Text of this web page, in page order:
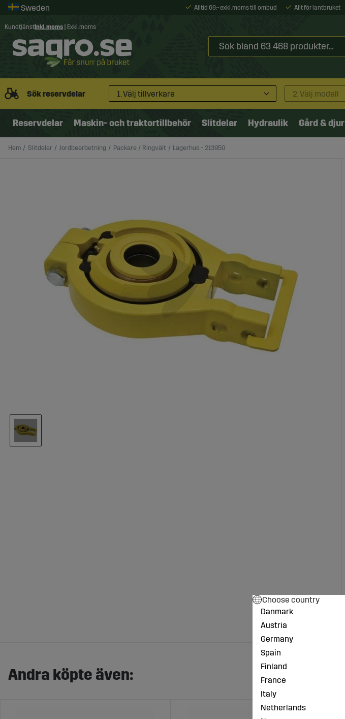
Alltid 69:- exkl. moms till ombud Allt för lantbruket
Kundtjänst Inkl. moms Exkl. moms
Sök reservdelar 1. Välj tillverkare 2. Välj modell
Reservdelar Maskin- och traktortillbehör Slitdelar Hydraulik Gård & djur
Hem Slitdelar Jordbearbetning Packare / Ringvält Lagerhus - 213950
Andra köpte även:
Choose country
Danmark
Austria
Germany
Spain
Finland
France
Italy
Netherlands